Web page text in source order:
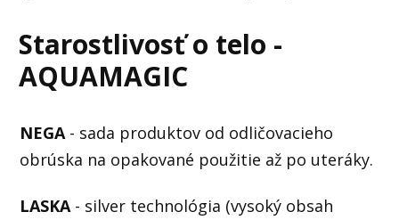
Starostlivosť o telo -
AQUAMAGIC
NEGA- sada produktov od odličovacieho
obrúska na opakované použitie až po uteráky.
LASKA - silver technológia (vysoký obsah